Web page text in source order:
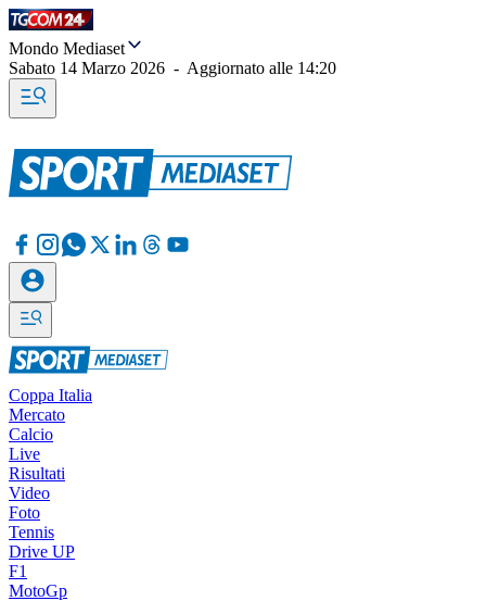
Mondo Mediaset
Sabato 14 Marzo 2026 - Aggiornato alle 14:20
Coppa Italia
Mercato
Calcio
Live
Risultati
Video
Foto
Tennis
Drive UP
F1
MotoGp